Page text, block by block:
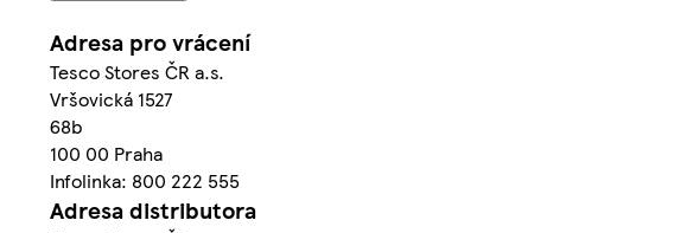
Adresa pro vrácení
Tesco Stores ČR a.s.
Vršovická 1527
68b
100 00 Praha
Infolinka: 800 222 555
Adresa distributora